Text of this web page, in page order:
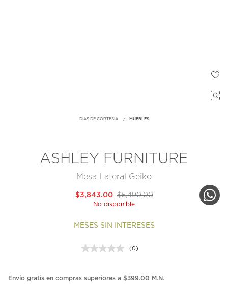
DÍAS DE CORTESÍA MUEBLES
ASHLEY FURNITURE
Mesa Lateral Geiko
$5,490.00
$3,843.00
No disponible
MESES SIN INTERESES
Sin
en
(0)
Envío gratis en compras superiores a $399.00 M.N.